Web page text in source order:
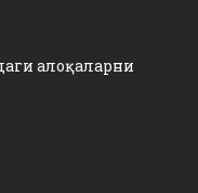
алоқаларни